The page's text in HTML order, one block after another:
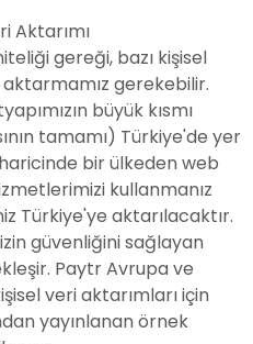
Aktarımı
gereği, bazı kişisel
gerekebilir.
büyük kısmı
tamamı) Türkiye'de yer
bir ülkeden web
kullanmanız
Türkiye'ye aktarılacaktır.
güvenliğini sağlayan
Paytr Avrupa ve
veri aktarımları için
yayınlanan örnek